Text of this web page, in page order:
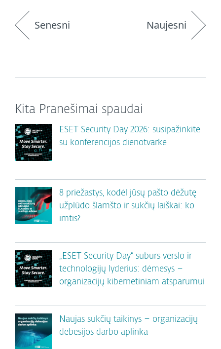
Senesni Naujesni
Kita Pranešimai spaudai
ESET Security Day 2026: susipažinkite
su konferencijos dienotvarke
8 priežastys, kodėl jūsų pašto dėžutę
užplūdo šlamšto ir sukčių laiškai: ko
imtis?
„ESET Security Day“ suburs verslo ir
technologijų lyderius: dėmesys –
organizacijų kibernetiniam atsparumui
Naujas sukčių taikinys – organizacijų
debesijos darbo aplinka